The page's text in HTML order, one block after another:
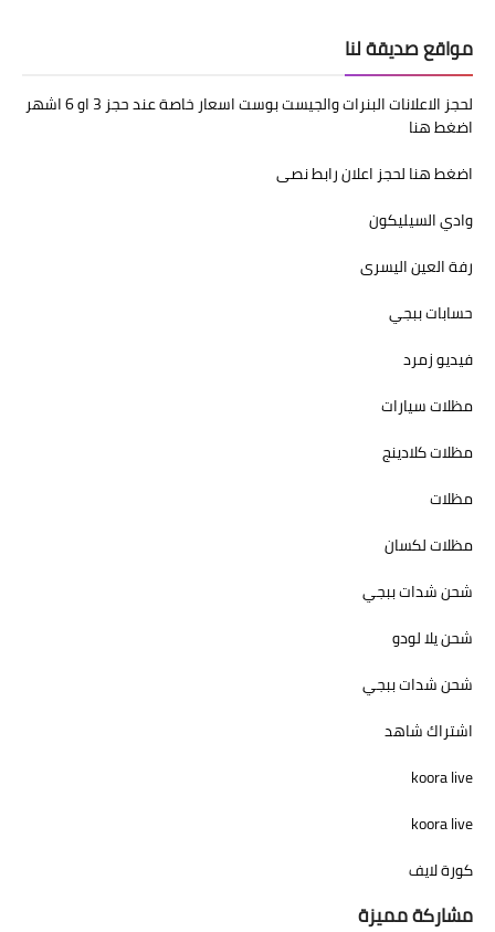
مواقع صديقة لنا
لحجز الاعلانات البنرات والجيست بوست اسعار خاصة عند حجز 3 او 6 اشهر
اضغط هنا
اضغط هنا لحجز اعلان رابط نصى
وادي السيليكون
رفة العين اليسرى
حسابات ببجي
فيديو زمرد
مظلات سيارات
مظلات كلادينج
مظلات
مظلات لكسان
شحن شدات ببجي
شحن يلا لودو
شحن شدات ببجي
اشتراك شاهد
koora live
koora live
كورة لايف
مشاركة مميزة